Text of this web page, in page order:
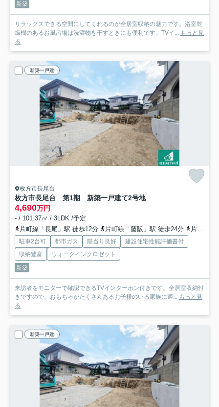
新築
リラックスできる空間にしてくれるのが全居室収納の魅力です。浴室乾
燥機のあるお風呂場は洗濯物を干すときにも便利です。TVイ... もっと見
る
新築一戸建
枚方市長尾台
枚方市長尾台 第1期 新築一戸建て2号地
4,690万円
- / 101.37㎡ / 3LDK /予定
片町線「長尾」駅 徒歩12分
片町線「藤阪」駅 徒歩24分 片町線「松井山手」駅 徒歩31分
駐車2台可 都市ガス 陽当り良好
建設住宅性能評価書付
収納豊富
ウォークインクロゼット
新築
来訪者をモニターで確認できるTVインターホン付きです。全居室収納付
きですので、おもちゃがたくさんあるお子様のいる家族に適... もっと見
る
新築一戸建